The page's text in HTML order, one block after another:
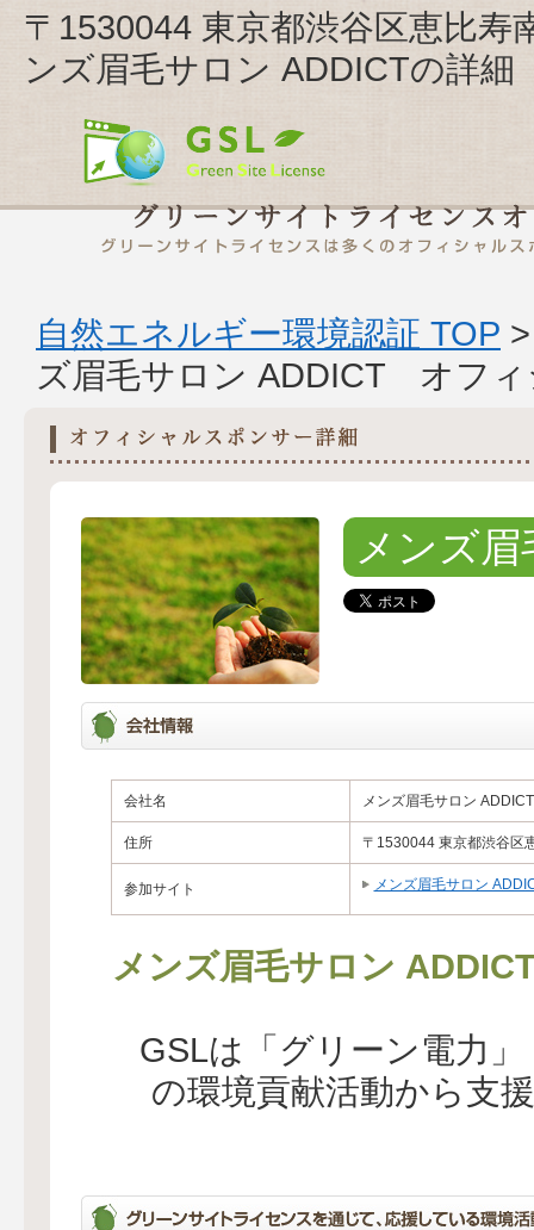
〒1530044 東京都渋谷区恵比
ンズ眉毛サロン ADDICTの詳細
自然エネルギー環境認証 TOP
ズ眉毛サロン ADDICT オフ
メンズ
会社名 メンズ眉毛サロン ADDICT
住所 〒1530044 東京都渋谷区
参加サイト メンズ眉毛サロン
メンズ眉毛サロン
GSLは「グリーン電力
の環境貢献活動から支